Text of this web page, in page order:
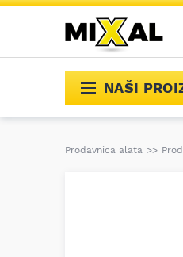
NAŠI
Prodavnica alata >>